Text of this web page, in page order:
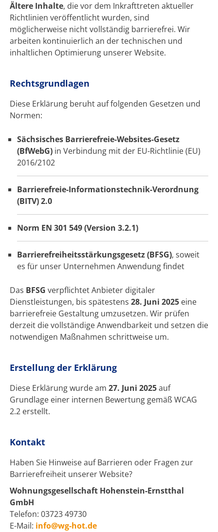
Ältere Inhalte, die vor dem Inkrafttreten aktueller
Richtlinien veröffentlicht wurden, sind
möglicherweise nicht vollständig barrierefrei. Wir
arbeiten kontinuierlich an der technischen und
inhaltlichen Optimierung unserer Website.
Rechtsgrundlagen
Diese Erklärung beruht auf folgenden Gesetzen und
Normen:
Sächsisches Barrierefreie-Websites-Gesetz
(BfWebG) in Verbindung mit der EU-Richtlinie (EU)
2016/2102
Barrierefreie-Informationstechnik-Verordnung
(BITV) 2.0
Norm EN 301 549 (Version 3.2.1)
Barrierefreiheitsstärkungsgesetz (BFSG), soweit
es für unser Unternehmen Anwendung findet
Das BFSG verpflichtet Anbieter digitaler
Dienstleistungen, bis spätestens 28. Juni 2025 eine
barrierefreie Gestaltung umzusetzen. Wir prüfen
derzeit die vollständige Anwendbarkeit und setzen die
notwendigen Maßnahmen schrittweise um.
Erstellung der Erklärung
Diese Erklärung wurde am 27. Juni 2025auf
Grundlage einer internen Bewertung gemäß WCAG
2.2 erstellt.
Kontakt
Haben Sie Hinweise auf Barrieren oder Fragen zur
Barrierefreiheit unserer Website?
Wohnungsgesellschaft Hohenstein-Ernstthal
GmbH
Telefon: 03723 49730
E-Mail: info@wg-hot.de